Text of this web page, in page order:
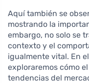
Aquí también se
mostrando la
embargo, no solo se
contexto y el
igualmente vital. En
exploraremos cómo
tendencias del